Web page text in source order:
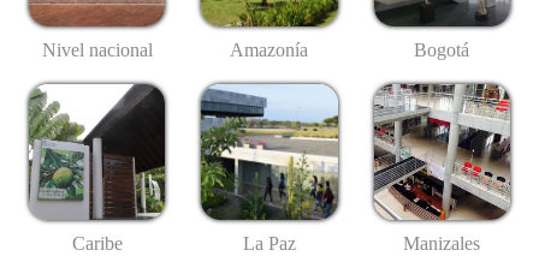
Nivel nacional Amazonía Bogotá
Caribe La Paz Manizales